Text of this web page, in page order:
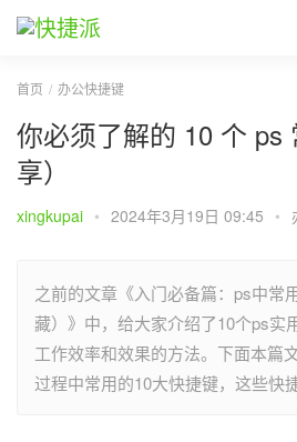
首页 办公快捷键
你必须了解的 10 个 ps
享）
xingkupai • 2024年3月19日 09:45 •
之前的文章《入门必备篇：ps中常
藏）》中，给大家介绍了10个ps实
工作效率和效果的方法。下面本篇
过程中常用的10大快捷键，这些快